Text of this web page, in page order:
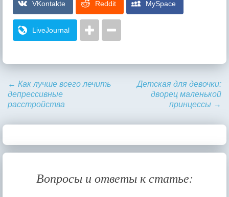
VKontakte Reddit MySpace
LiveJournal
← Как лучше всего лечить
депрессивные
расстройства
Детская для девочки:
дворец маленькой
принцессы →
Вопросы и ответы к статье: